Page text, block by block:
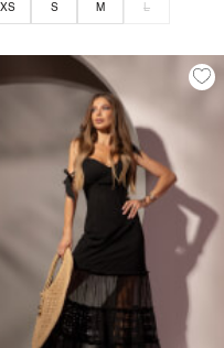
XS S M L